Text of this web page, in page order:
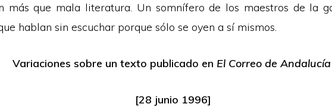
más que mala literatura. Un somnífero de los maestros de la
hablan sin escuchar porque sólo se oyen a sí mismos.
Variaciones sobre un texto publicado en El Correo de Andalucía
[28 junio 1996]